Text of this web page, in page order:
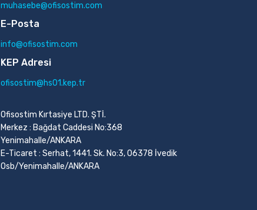
muhasebe@ofisostim.com
E-Posta
info@ofisostim.com
KEP Adresi
ofisostim@hs01.kep.tr
Ofisostim Kırtasiye LTD. ŞTİ.
Merkez : Bağdat Caddesi No:368
Yenimahalle/ANKARA
E-Ticaret : Serhat, 1441. Sk. No:3, 06378 İvedik
Osb/Yenimahalle/ANKARA